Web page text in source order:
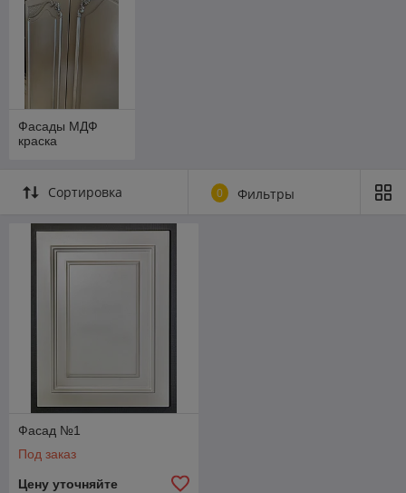
фактура «шагрень» — мы воплощаем любой каприз.
МДФ Пленочный:
функциональности. Широчайший выбор декоров — от
благородного белого глянца до точной имитации
редких пород дерева. Практичность, за которой легко
ухаживать.
Шпон:Тепло и энергетика натурального дерева в
сочетании с геометрической стабильностью МДФ.
Массив:
Абсолютная экологичность и статусность.
десятилетиями и передаваться по наследству.
Фасады МДФ
краска
Сортировка 0 Фильтры
Фасад №1
Под заказ
Цену уточняйте